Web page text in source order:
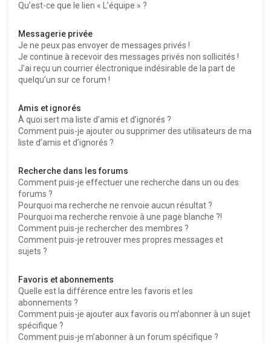
Qu’est-ce que le lien « L’équipe » ?
Messagerie privée
Je ne peux pas envoyer de messages privés !
Je continue à recevoir des messages privés non sollicités !
J’ai reçu un courrier électronique indésirable de la part de
quelqu’un sur ce forum !
Amis et ignorés
À quoi sert ma liste d’amis et d’ignorés ?
Comment puis-je ajouter ou supprimer des utilisateurs de ma
liste d’amis et d’ignorés ?
Recherche dans les forums
Comment puis-je effectuer une recherche dans un ou des
forums ?
Pourquoi ma recherche ne renvoie aucun résultat ?
Pourquoi ma recherche renvoie à une page blanche ?!
Comment puis-je rechercher des membres ?
Comment puis-je retrouver mes propres messages et
sujets ?
Favoris et abonnements
Quelle est la différence entre les favoris et les
abonnements ?
Comment puis-je ajouter aux favoris ou m’abonner à un sujet
spécifique ?
Comment puis-je m’abonner à un forum spécifique ?